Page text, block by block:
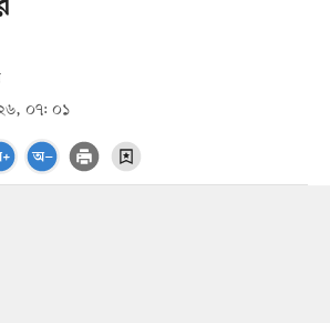
০৭: ০১